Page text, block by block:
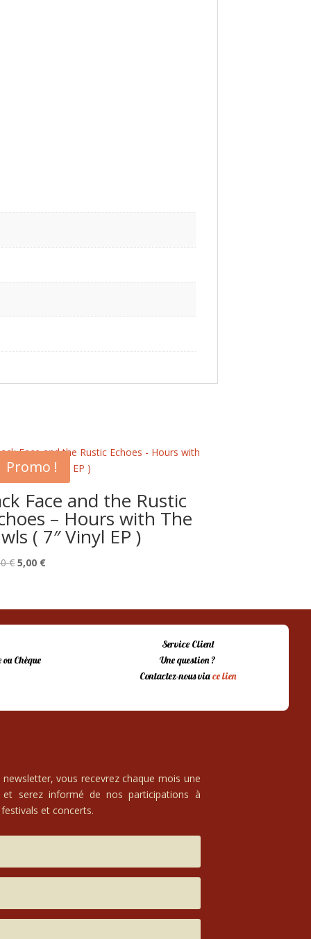
Promo !
Face and the Rustic
– Hours with The
( 7″ Vinyl EP )
€Le
était :
8,00 €.
5,00 €Le
est :
5,00 €.
Chèque
Service Client
Une question ?
Contactez-nous viace lien
vous recevrez chaque mois une
serez informé de nos participations à
et concerts.